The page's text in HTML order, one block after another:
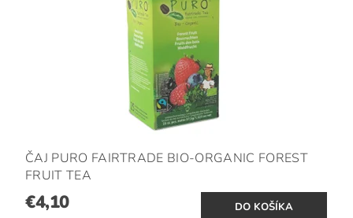
ČAJ PURO FAIRTRADE BIO-ORGANIC FOREST
FRUIT TEA
€4,10